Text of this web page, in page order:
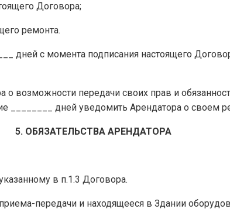
Договора;
ремонта.
дней с момента подписания настоящего
о возможности передачи своих прав и
________ дней уведомить Арендатора о своем
5. ОБЯЗАТЕЛЬСТВА АРЕНДАТОРА
в п.1.3 Договора.
передачи и находящееся в Здании